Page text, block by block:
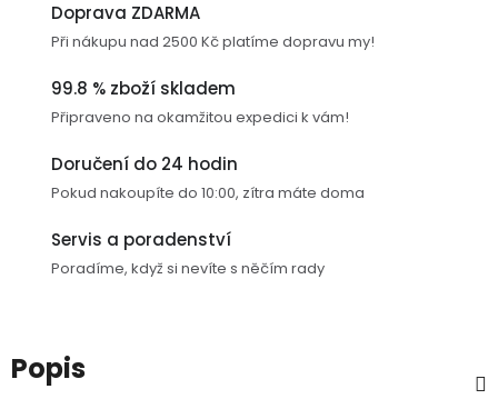
USB-
C
C
/
Lightning
3,5mm
JACK
Doprava ZDARMA
Při nákupu nad 2500 Kč platíme dopravu my!
99.8 % zboží skladem
Připraveno na okamžitou expedici k vám!
Doručení do 24 hodin
Pokud nakoupíte do 10:00, zítra máte doma
Servis a poradenství
Poradíme, když si nevíte s něčím rady
Popis